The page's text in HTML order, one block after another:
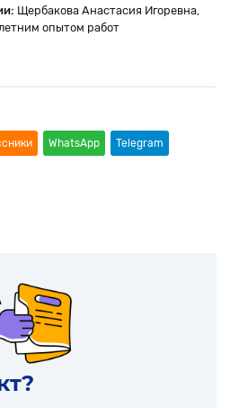
Щербакова Анастасия Игоревна,
опытом работ
WhatsApp Telegram